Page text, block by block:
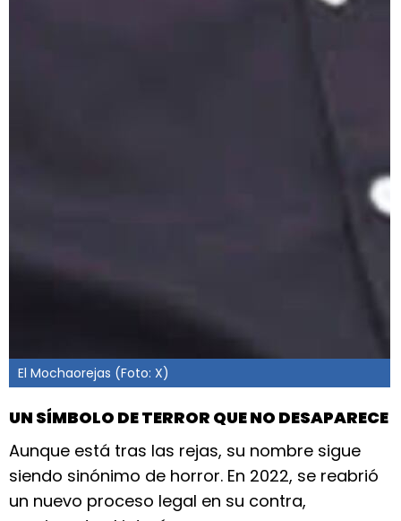
El Mochaorejas (Foto: X)
UN SÍMBOLO DE TERROR QUE NO DESAPARECE
Aunque está tras las rejas, su nombre sigue
siendo sinónimo de horror. En 2022, se reabrió
un nuevo proceso legal en su contra,